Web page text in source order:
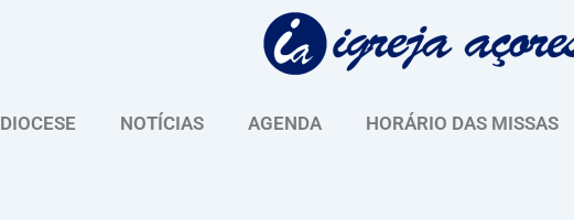
DIOCESE NOTÍCIAS AGENDA HORÁRIO DAS MISSAS